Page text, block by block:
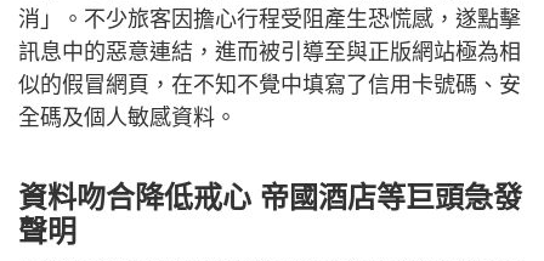
消」。不少旅客因擔心行程受阻產生恐慌感，遂點擊
訊息中的惡意連結，進而被引導至與正版網站極為相
似的假冒網頁，在不知不覺中填寫了信用卡號碼、安
全碼及個人敏感資料。
資料吻合降低戒心 帝國酒店等巨頭急發
聲明